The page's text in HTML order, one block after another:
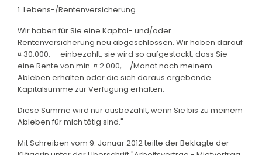
1. Lebens-/Rentenversicherung
Wir haben für Sie eine Kapital- und/oder
Rentenversicherung neu abgeschlossen. Wir haben darauf
¤ 30.000,-- einbezahlt, sie wird so aufgestockt, dass Sie
eine Rente von min. ¤ 2.000,--/Monat nach meinem
Ableben erhalten oder die sich daraus ergebende
Kapitalsumme zur Verfügung erhalten.
Diese Summe wird nur ausbezahlt, wenn Sie bis zu meinem
Ableben für mich tätig sind."
Mit Schreiben vom 9. Januar 2012 teilte der Beklagte der